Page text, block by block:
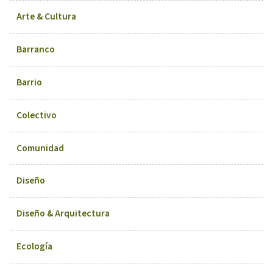
Arte & Cultura
Barranco
Barrio
Colectivo
Comunidad
Diseño
Diseño & Arquitectura
Ecología